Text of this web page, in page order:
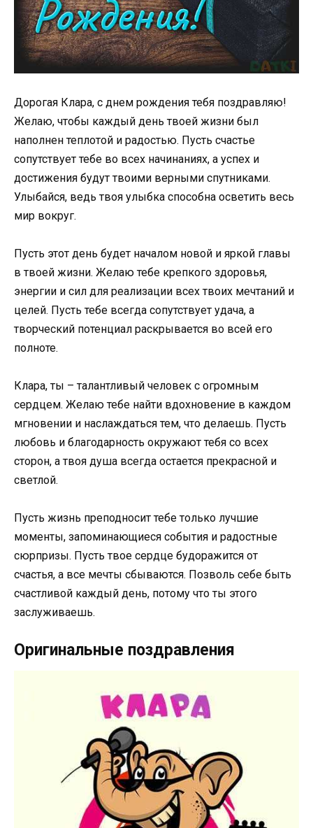
Дорогая Клара, с днем рождения тебя поздравляю!
Желаю, чтобы каждый день твоей жизни был
наполнен теплотой и радостью. Пусть счастье
сопутствует тебе во всех начинаниях, а успех и
достижения будут твоими верными спутниками.
Улыбайся, ведь твоя улыбка способна осветить весь
мир вокруг.
Пусть этот день будет началом новой и яркой главы
в твоей жизни. Желаю тебе крепкого здоровья,
энергии и сил для реализации всех твоих мечтаний и
целей. Пусть тебе всегда сопутствует удача, а
творческий потенциал раскрывается во всей его
полноте.
Клара, ты – талантливый человек с огромным
сердцем. Желаю тебе найти вдохновение в каждом
мгновении и наслаждаться тем, что делаешь. Пусть
любовь и благодарность окружают тебя со всех
сторон, а твоя душа всегда остается прекрасной и
светлой.
Пусть жизнь преподносит тебе только лучшие
моменты, запоминающиеся события и радостные
сюрпризы. Пусть твое сердце будоражится от
счастья, а все мечты сбываются. Позволь себе быть
счастливой каждый день, потому что ты этого
заслуживаешь.
Оригинальные поздравления